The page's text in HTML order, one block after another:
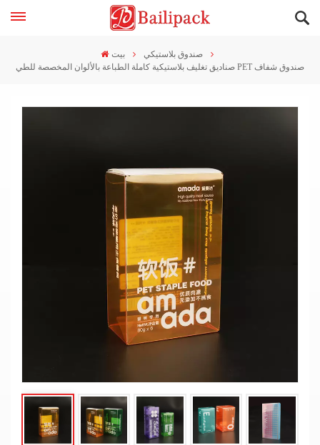
بيت
صندوق بلاستيكي
صناديق تغليف بلاستيكية كاملة الطباعة بالألوان المخصصة للطي PET صندوق شفاف